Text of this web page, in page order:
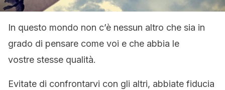
In questo mondo non c’è nessun altro che sia in
grado di pensare come voi e che abbia le
vostre stesse qualità.
Evitate di confrontarvi con gli altri, abbiate fiducia